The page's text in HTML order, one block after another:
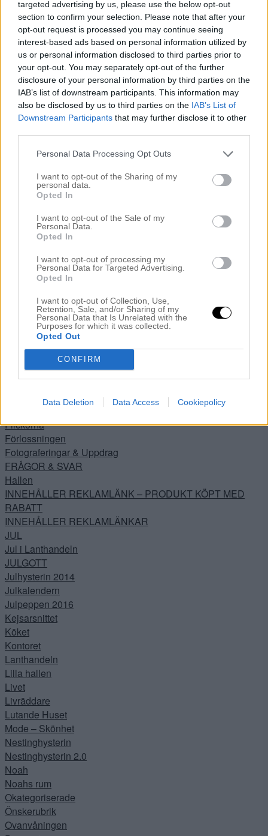
targeted advertising by us, please use the below opt-out
section to confirm your selection. Please note that after your
opt-out request is processed you may continue seeing
interest-based ads based on personal information utilized by
us or personal information disclosed to third parties prior to
your opt-out. You may separately opt-out of the further
disclosure of your personal information by third parties on the
IAB’s list of downstream participants. This information may
also be disclosed by us to third parties on the IAB’s List of
Downstream Participants that may further disclose it to other
Personal Data Processing Opt Outs
I want to opt-out of the Sharing of my
personal data.
Opted In
I want to opt-out of the Sale of my
Personal Data.
Opted In
I want to opt-out of processing my
Personal Data for Targeted Advertising.
Opted In
I want to opt-out of Collection, Use,
Retention, Sale, and/or Sharing of my
Personal Data that Is Unrelated with the
Purposes for which it was collected.
Opted Out
CONFIRM
Data Deletion Data Access Cookiepolicy
Kategorier
Äktenskapet & Bröllopet
ANNONS INREDA.COM
Badrummet
Badrummet
Big in Turkey
Bloggeventet 2012
Buses Nya Rum
Buses rum
Buses rum
Dagens Buse
Dagens Noah
Drömmen
Ewa i Walla
Flickorna
Förlossningen
Fotograferingar & Uppdrag
FRÅGOR & SVAR
Hallen
INNEHÅLLER REKLAMLÄNK – PRODUKT KÖPT MED
RABATT
INNEHÅLLER REKLAMLÄNKAR
JUL
Jul i Lanthandeln
JULGOTT
Julhysterin 2014
Julkalendern
Julpeppen 2016
Kejsarsnittet
Köket
Kontoret
Lanthandeln
Lilla hallen
Livet
Livräddare
Lutande Huset
Mode – Skönhet
Nestinghysterin
Nestinghysterin 2.0
Noah
Noahs rum
Okategoriserade
Önskerubrik
Ovanvåningen